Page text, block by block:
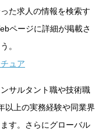
た求人の情報を検索す
ページに詳細が掲載さ
。
ュア
サルタント職や技術職
以上の実務経験や同業界
す。さらにグローバル